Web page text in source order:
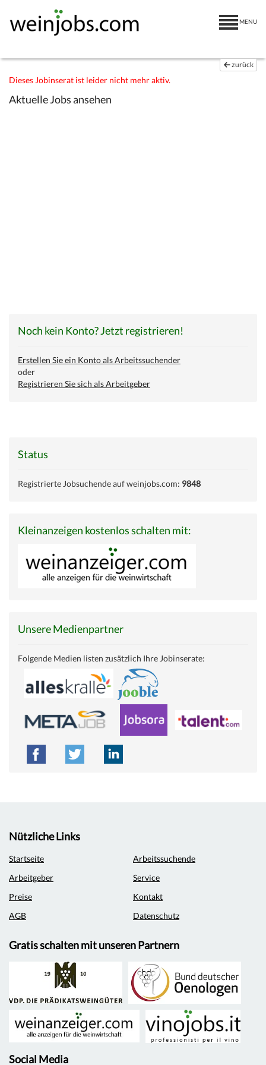
MENU
zurück
Dieses Jobinserat ist leider nicht mehr aktiv.
Aktuelle Jobs ansehen
Noch kein Konto? Jetzt registrieren!
Erstellen Sie ein Konto als Arbeitssuchender
oder
Registrieren Sie sich als Arbeitgeber
Status
Registrierte Jobsuchende auf weinjobs.com: 9848
Kleinanzeigen kostenlos schalten mit:
Unsere Medienpartner
Folgende Medien listen zusätzlich Ihre Jobinserate:
Nützliche Links
Startseite
Arbeitssuchende
Arbeitgeber
Service
Preise
Kontakt
AGB
Datenschutz
Gratis schalten mit unseren Partnern
Social Media